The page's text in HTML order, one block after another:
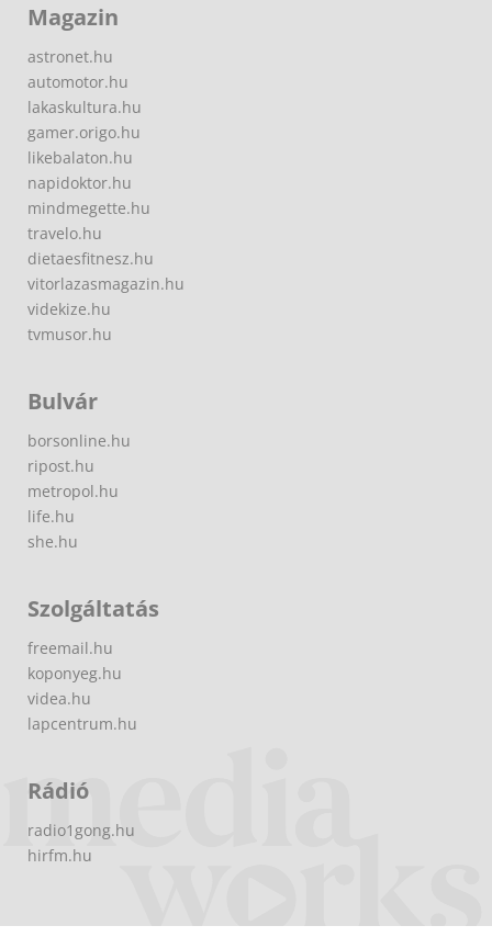
Magazin
astronet.hu
automotor.hu
lakaskultura.hu
gamer.origo.hu
likebalaton.hu
napidoktor.hu
mindmegette.hu
travelo.hu
dietaesfitnesz.hu
vitorlazasmagazin.hu
videkize.hu
tvmusor.hu
Bulvár
borsonline.hu
ripost.hu
metropol.hu
life.hu
she.hu
Szolgáltatás
freemail.hu
koponyeg.hu
videa.hu
lapcentrum.hu
Rádió
radio1gong.hu
hirfm.hu